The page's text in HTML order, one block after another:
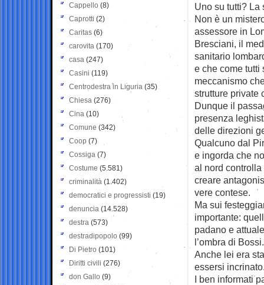
Uno su tutti? La
Non è un
assessore in
Bresciani, il
sanitario
e che come tutti
meccanismo
strutture private
Dunque il
presenza
delle direzioni
Qualcuno dal
e ingorda che
al nord
creare
vere contese.
Ma sui
importante:
padano e
l’ombra di Bossi.
Anche lei era
essersi
I ben informati
Cappello (8)
Caprotti (2)
Caritas (6)
carovita (170)
casa (247)
Casini (119)
Centrodestra in Liguria (35)
Chiesa (276)
Cina (10)
Comune (342)
Coop (7)
Cossiga (7)
Costume (5.581)
criminalità (1.402)
democratici e progressisti (19)
denuncia (14.528)
destra (573)
destradipopolo (99)
Di Pietro (101)
Diritti civili (276)
don Gallo (9)